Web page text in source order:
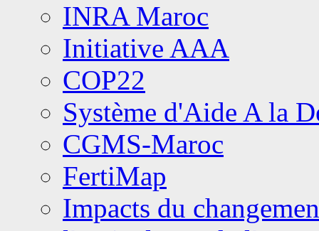
INRA Maroc
Initiative AAA
COP22
Système d'Aide A la
CGMS-Maroc
FertiMap
Impacts du